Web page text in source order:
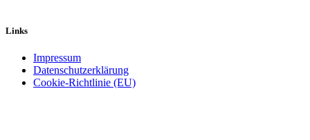
Links
Impressum
Datenschutzerklärung
Cookie-Richtlinie (EU)